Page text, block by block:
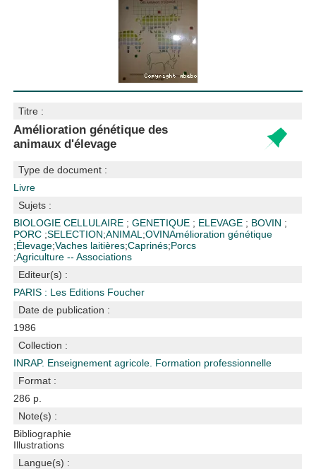
Titre :
Amélioration génétique des
animaux d'élevage
Type de document :
Livre
Sujets :
BIOLOGIE CELLULAIRE ;GENETIQUE ; ELEVAGE ; BOVIN ;
PORC ;SELECTION;ANIMAL ;OVINAmélioration génétique
;Élevage;Vaches laitières;Caprinés;Porcs
;Agriculture -- Associations
Editeur(s) :
PARIS : Les Editions Foucher
Date de publication :
1986
Collection :
INRAP. Enseignement agricole. Formation professionnelle
Format :
286 p.
Note(s) :
Bibliographie
Illustrations
Langue(s) :